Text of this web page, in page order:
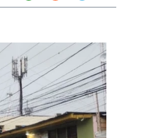
(X)
Whatsapp
RedditTelegram